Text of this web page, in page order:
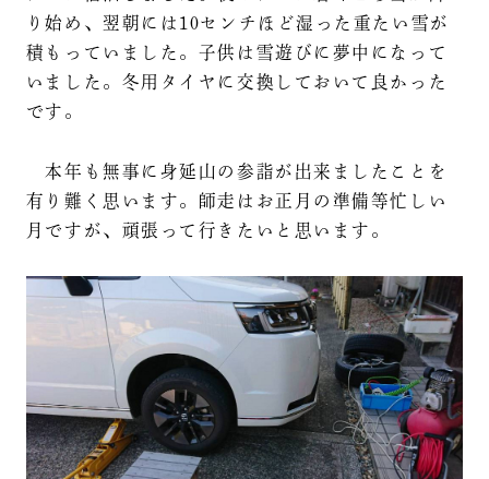
り始め、翌朝には10センチほど湿った重たい雪が
積もっていました。子供は雪遊びに夢中になって
いました。冬用タイヤに交換しておいて良かった
です。
本年も無事に身延山の参詣が出来ましたことを
有り難く思います。師走はお正月の準備等忙しい
月ですが、頑張って行きたいと思います。